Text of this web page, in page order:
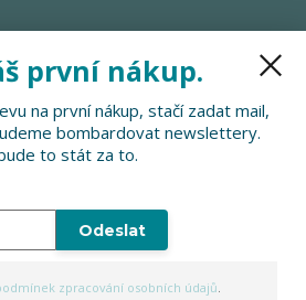
Hledat
PRO FIRMY, FESTIVALY,
první nákup.
na první nákup, stačí zadat mail,
bombardovat newslettery.
to stát za to.
Odeslat
zpracování osobních údajů.